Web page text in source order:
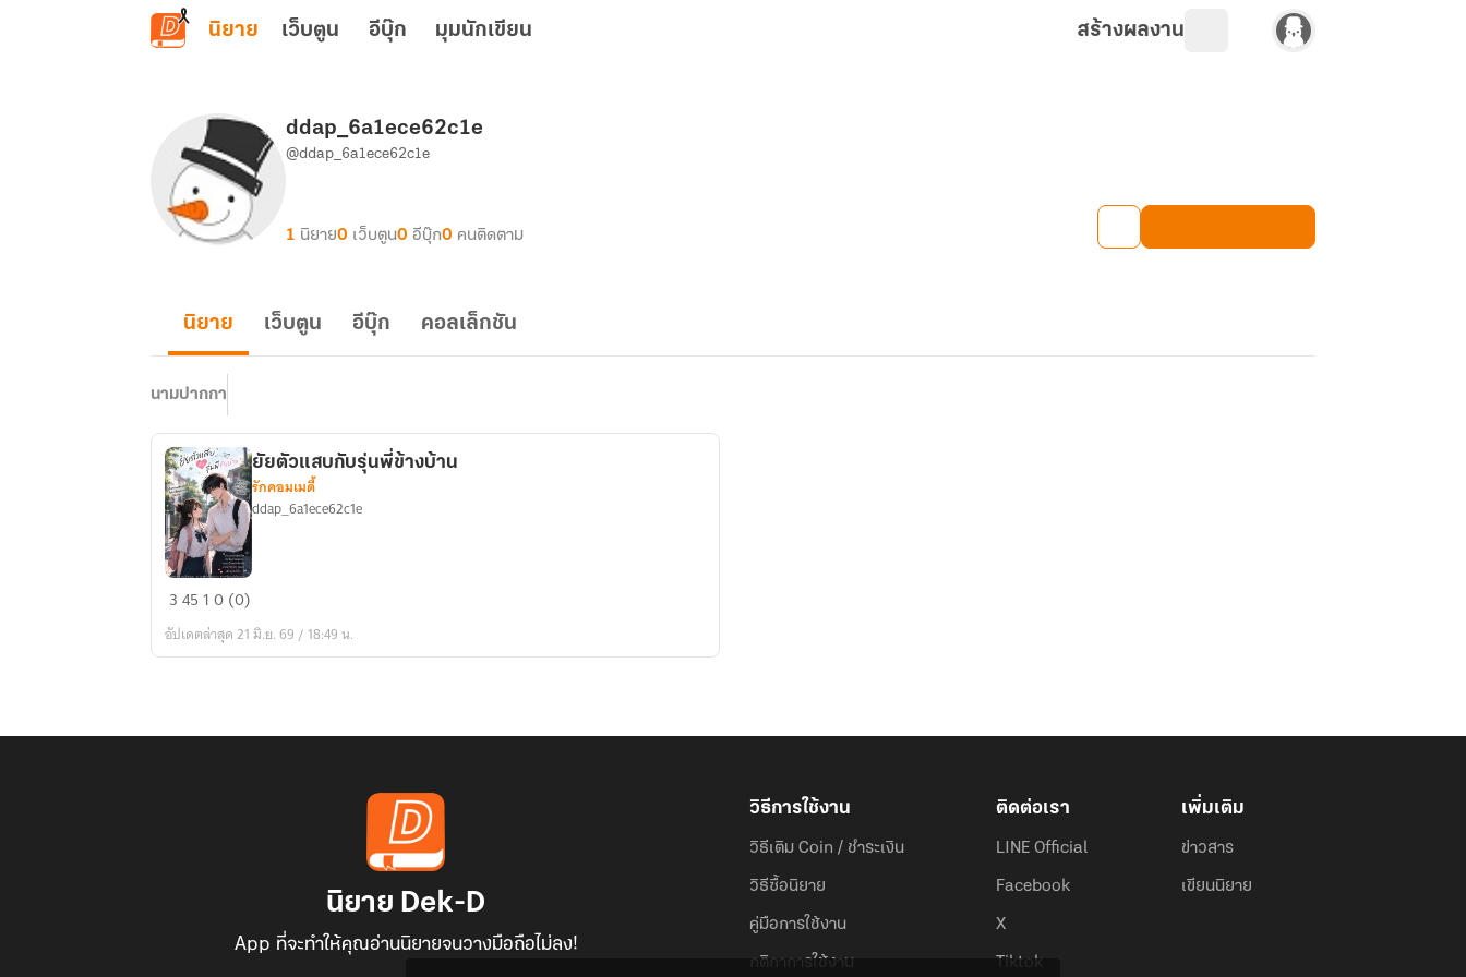
ข้ามไปยังเนื้อหาหลัก
นิยาย เว็บตูน อีบุ๊ก มุมนักเขียน สร้างผลงาน
ddap_6a1ece62c1e
@ddap_6a1ece62c1e
1 นิยาย0 เว็บตูน0 อีบุ๊ก0 คนติดตาม
นิยาย เว็บตูน อีบุ๊ก คอลเล็กชัน
นามปากกา
ยัย
แสบ
ยัยตัวแสบกับรุ่นพี่ข้างบ้าน
รักคอมเมดี้
ddap_6a1ece62c1e
345 10 (0)
อัปเดตล่าสุด 21 มิ.ย. 69 / 18:49 น.
นิยาย Dek-D
App ที่จะทำให้คุณอ่านนิยายจนวางมือถือไม่ลง!
วิธีการใช้งาน
วิธีเติม Coin / ชำระเงิน
วิธีซื้อนิยาย
คู่มือการใช้งาน
กติกาการใช้งาน
ติดต่อเรา
LINE Official
Facebook
X
Tiktok
เพิ่มเติม
ข่าวสาร
เขียนนิยาย